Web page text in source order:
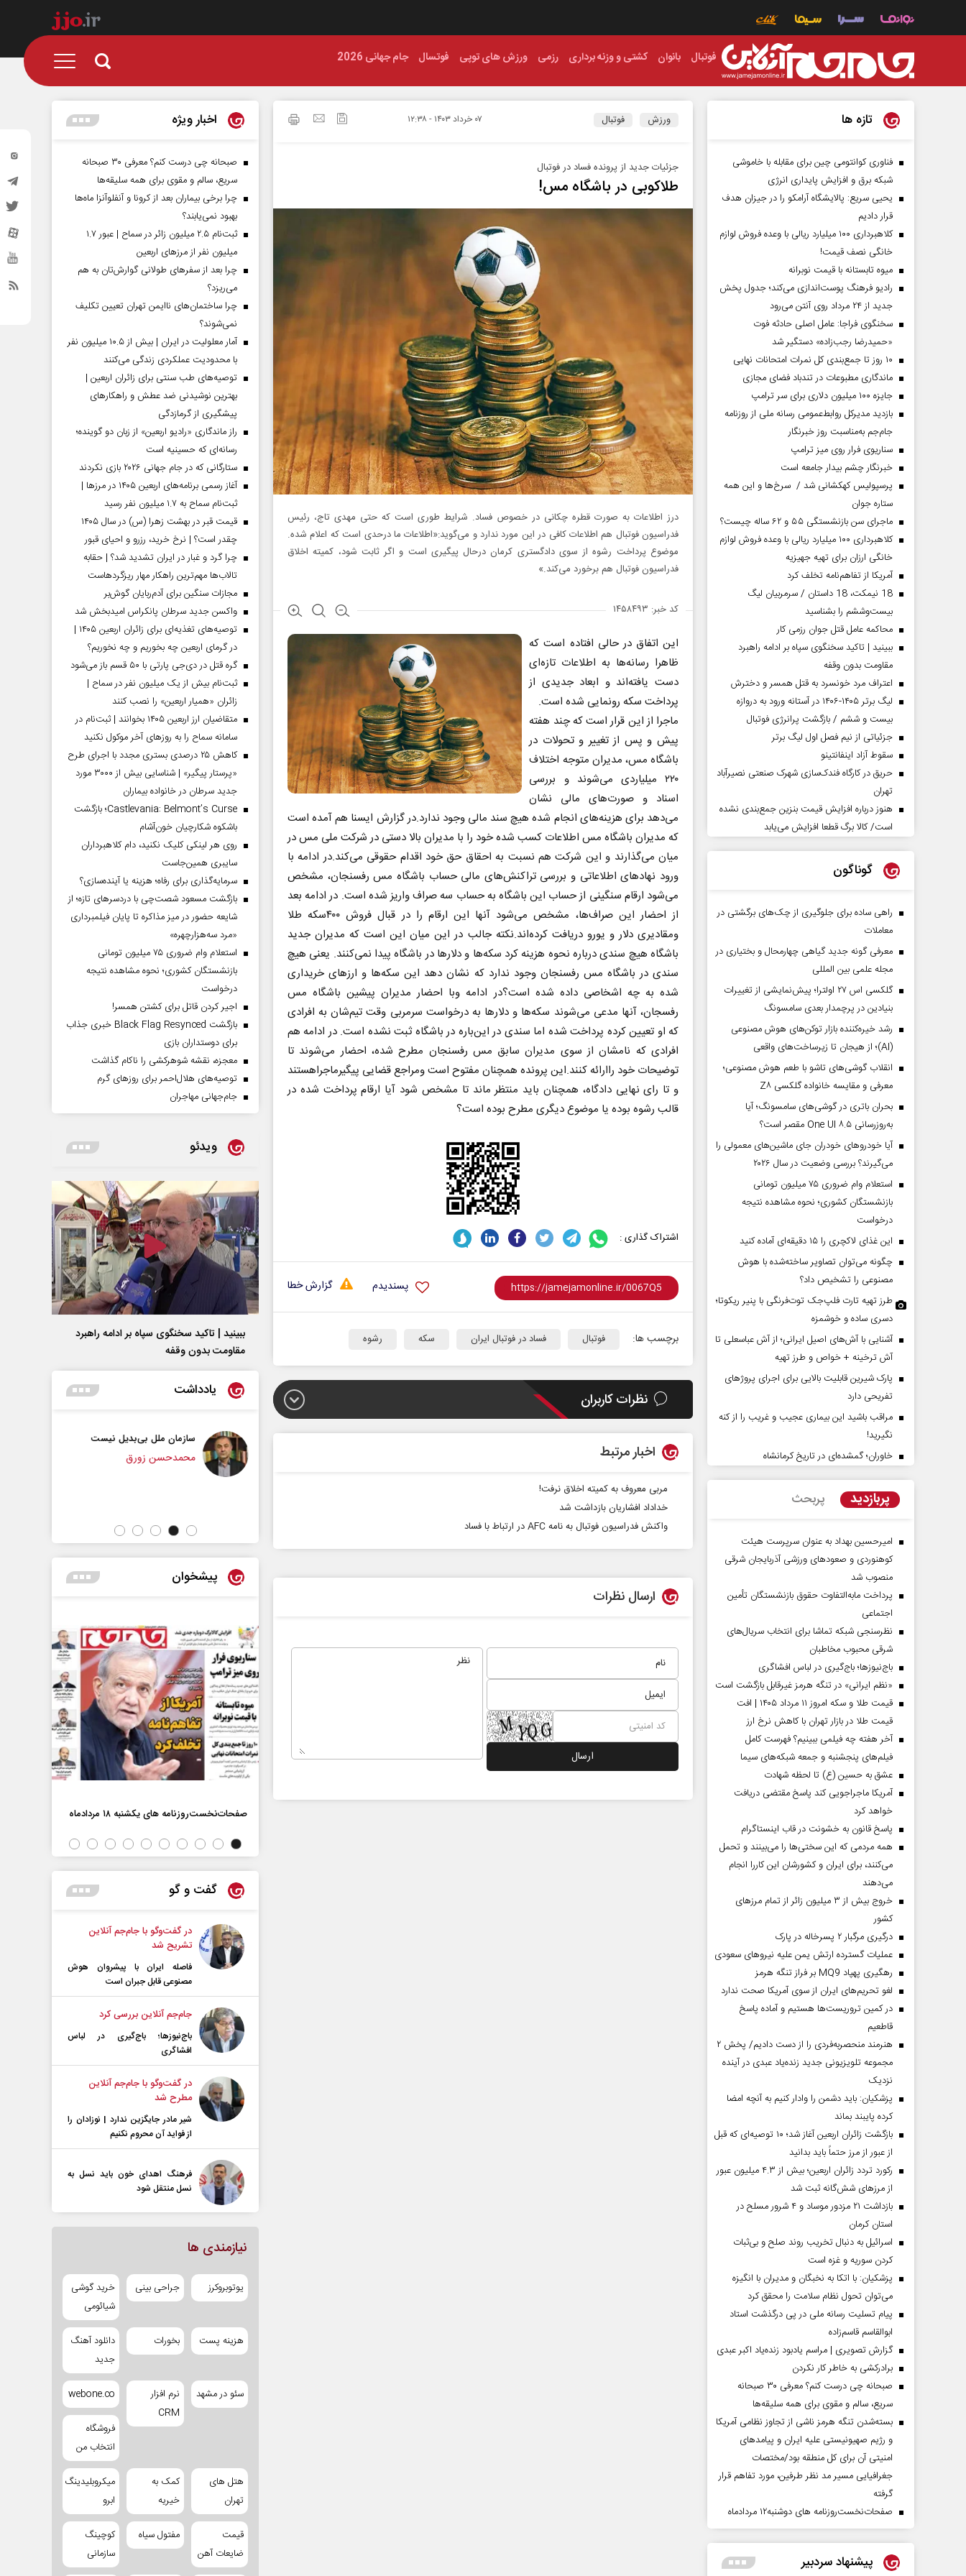
فوتبال بانوان کشتی و وزنه برداری رزمی ورزش های توپی فوتسال جام جهانی 2026
ورزش فوتبال ۰۷ خرداد ۱۴۰۳ - ۱۲:۳۸
جزئیات جدید از پرونده فساد در فوتبال
طلاکوبی در باشگاه مس!
درز اطلاعات به صورت قطره چکانی در خصوص فساد. شرایط طوری است که حتی مهدی تاج، رئیس
فدراسیون فوتبال هم اطلاعات کافی در این مورد ندارد و می‌گوید:«اطلاعات ما در‌حدی است که اعلام شده.
موضوع پرداخت رشوه از سوی دادگستری کرمان درحال پیگیری است و اگر ثابت شود، کمیته اخلاق
فدراسیون فوتبال هم برخورد می‌کند.»
کد خبر: ۱۴۵۸۴۹۳
این اتفاق در حالی افتاده است که
ظاهرا رسانه‌ها به اطلاعات تازه‌ای
دست یافته‌اند و ابعاد جدیدی از
پرداخت سکه رونمایی شده است.
ماجرا از این قرار است که چند هفته
پیش و پس از تغییر و تحولات در
باشگاه مس، مدیران متوجه اختلاف
۲۲۰ میلیاردی می‌شوند و بررسی
اسناد و صورت‌های مالی نشان
می‌دهد برای هزینه‌های انجام شده هیچ سند مالی وجود ندارد.در گزارش ایسنا هم آمده است
که مدیران باشگاه مس اطلاعات کسب شده خود را با مدیران بالا دستی در شرکت ملی مس در
میان می‌گذارند و این شرکت هم نسبت به احقاق حق خود اقدام حقوقی می‌کند.در ادامه با
ورود نهادهای اطلاعاتی و بررسی تراکنش‌های مالی حساب باشگاه مس رفسنجان، مشخص
می‌شود ارقام سنگینی از حساب این باشگاه به حساب سه صراف واریز شده است. در ادامه بعد
از احضار این صراف‌ها، مشخص می‌شود آنها این ارقام را در قبال فروش ۴۰۰سکه طلا
ومقادیری دلار و یورو دریافت کرده‌اند.نکته جالب در این میان این است که مدیران جدید
باشگاه هیچ سندی درباره نحوه هزینه کرد سکه‌ها و دلارها در باشگاه پیدا نمی‌کنند. یعنی هیچ
سندی در باشگاه مس رفسنجان وجود ندارد که نشان دهد این سکه‌ها و ارزهای خریداری
شده به چه اشخاصی داده شده است؟در ادامه وبا احضار مدیران پیشین باشگاه مس
رفسجان، آنها مدعی می‌شوند سکه‌ها و دلارها به در‌خواست سرمربی وقت تیم‌شان به افرادی
که او تعیین کرده پرداخت شده اما سندی در این‌باره در باشگاه ثبت نشده است. در ادامه هم
افرادی که نامشان از سوی مدیران سابق مس رفسنجان مطرح شده، احضار می‌شوند تا
توضیحات خود راارائه کنند.این پرونده همچنان مفتوح است ومراجع قضایی پیگیرماجراهستند
و تا رای نهایی دادگاه، همچنان باید منتظر ماند تا مشخص شود آیا ارقام پرداخت شده در
قالب رشوه بوده یا موضوع دیگری مطرح بوده است؟
اشتراک گذاری :
گزارش خطا پسندیدم
برچسب ها: فوتبال فساد در فوتبال ایران سکه رشوه
نظرات کاربران
اخبار مرتبط
مربی معروف به کمیته اخلاق نرفت!
خداداد افشاریان بازداشت شد
واکنش فدراسیون فوتبال به نامه AFC در ارتباط با فساد
ارسال نظرات
تازه ها
فناوری کوانتومی چین برای مقابله با خاموشی
شبکه برق و افزایش پایداری انرژی
یحیی سریع: پالایشگاه آرامکو را در جیزان هدف
قرار دادیم
کلاهبرداری ۱۰۰ میلیارد ریالی با وعده فروش لوازم
خانگی نصف قیمت!
میوه تابستانه با قیمت نوبرانه
رادیو فرهنگ پوست‌اندازی می‌کند؛ جدول پخش
جدید از ۲۴ مرداد روی آنتن می‌رود
سخنگوی فراجا: عامل اصلی حادثه فوت
«حمیدرضا رجب‌زاده» دستگیر شد
۱۰ روز تا جمع‌بندی کل نمرات امتحانات نهایی
ماندگاری مطبوعات در تندباد فضای مجازی
جایزه ۱۰۰ میلیون دلاری برای سر ترامپ
بازدید مدیرکل روابط‌عمومی رسانه ملی از روزنامه
جام‌جم به‌مناسبت روز خبرنگار
سناریوی فرار روی میز ترامپ
خبرنگار چشم بیدار جامعه است
پرسپولیس کهکشانی شد / سرخ‌ها و این همه
ستاره جوان
ماجرای سن بازنشستگی ۵۵ و ۶۲ ساله چیست؟
کلاهبرداری ۱۰۰ میلیارد ریالی با وعده فروش لوازم
خانگی ارزان برای تهیه جهیزیه
آمریکا از تفاهم‌نامه تخلف کرد
18 نیمکت، 18 داستان / سرمربیان لیگ
بیست‌وششم را بشناسید
محاکمه عامل قتل جوان رزمی کار
ببینید | تاکید سخنگوی سپاه بر ادامه راهبرد
مقاومت بدون وقفه
اعتراف مرد خونسرد به قتل همسر و دخترش
لیگ برتر ۱۴۰۵-۱۴۰۶ در آستانه ورود به دروازه
بیست و ششم / بازگشت پرانرژی فوتبال
جزئیاتی از نیم فصل اول لیگ برتر
سقوط آزاد اینفانتینو
حریق در کارگاه فندک‌سازی شهرک صنعتی نصیرآباد
تهران
هنوز درباره افزایش قیمت بنزین جمع‌بندی نشده
است/ کالا برگ قطعا افزایش می‌یابد
گوناگون
راهی ساده برای جلوگیری از چک‌های برگشتی در
معاملات
معرفی گونه جدید گیاهی چهارمحال و بختیاری در
مجله علمی بین المللی
گلکسی اس ۲۷ اولترا؛ پیش‌نمایشی از تغییرات
بنیادین در پرچمدار بعدی سامسونگ
رشد خیره‌کننده بازار توکن‌های هوش مصنوعی
(AI)؛ از هیجان تا زیرساخت‌های واقعی
انقلاب گوشی‌های تاشو‌ با طعم هوش مصنوعی؛
معرفی و مقایسه خانواده گلکسی Z۸
بحران باتری در گوشی‌های سامسونگ؛ آیا
به‌روزرسانی One UI ۸.۵ مقصر است؟
آیا خودروهای خودران جای ماشین‌های معمولی را
می‌گیرند؟ بررسی وضعیت در سال ۲۰۲۶
استعلام وام ضروری ۷۵ میلیون تومانی
بازنشستگان کشوری؛ نحوه مشاهده نتیجه
درخواست
این غذای لاکچری را ۱۵ دقیقه‌ای آماده کنید
چگونه می‌توان تصاویر ساخته‌شده با هوش
مصنوعی را تشخیص داد؟
طرز تهیه تارت فلپ‌جک توت‌فرنگی با پنیر ریکوتا؛
دسری ساده و خوشمزه
آشنایی با آش‌های اصیل ایرانی؛ از آش عباسعلی تا
آش ترخینه + خواص و طرز تهیه
پارک شیرین قابلیت‌ بالایی برای اجرای پروژهای
تفریحی دارد
مراقب باشید این بیماری عجیب و غریب را از کنه
نگیرید!
خاوران؛ گمشده‌ای در تاریخ کرمانشاه
پربازدید پربحث
امیرحسین بهداد به عنوان سرپرست هیئت
کوهنوردی و صعودهای ورزشی آذربایجان شرقی
منصوب شد
پرداخت مابه‌التفاوت حقوق بازنشستگان تأمین
اجتماعی
نظرسنجی شبکه تماشا برای انتخاب سریال‌های
شرقی محبوب مخاطبان
باج‌نیوزها؛ باج‌گیری در لباس افشاگری
«نظم ایرانی» در تنگه هرمز غیرقابل بازگشت است
قیمت طلا و سکه امروز ۱۱ مرداد ۱۴۰۵ | افت
قیمت طلا در بازار تهران با کاهش نرخ ارز
آخر هفته چه فیلمی ببینیم؟ فهرست کامل
فیلم‌های پنجشنبه و جمعه شبکه‌های سیما
عشق به حسین (ع) تا لحظه شهادت
آمریکا ماجراجویی کند پاسخ مقتضی دریافت
خواهد کرد
پاسخ قانون به خشونت در قاب اینستاگرام
همه مردمی که این سختی‌ها را می‌بینند و تحمل
می‌کنند، برای ایران و کشورشان این کاررا انجام
می‌دهند
خروج بیش از ۳ میلیون زائر از تمام مرز‌های
کشور
درگیری مرگبار ۲ پسرخاله در پارک
عملیات گسترده ارتش یمن علیه نیروهای سعودی
رهگیری پهپاد MQ9 بر فراز تنگه هرمز
لغو تحریم‌های ایران از سوی آمریکا صحت ندارد
در کمین تروریست‌ها هستیم و آماده پاسخ
قاطعیم
هنرمند منحصر‌به‌فردی را از دست دادیم/ پخش ۲
مجموعه تلویزیونی جدید زنده‌یاد عبدی در آینده
نزدیک
پزشکیان: باید دشمن را وادار کنیم به آنچه امضا
کرده پایبند بماند
بازگشت زائران اربعین آغاز شد؛ ۱۰ توصیه‌ای که قبل
از عبور از مرز حتماً باید بدانید
رکورد تردد زائران اربعین؛ بیش از ۴.۳ میلیون عبور
از مرزهای شش‌گانه ثبت شد
بازداشت ۲۱ مزدور موساد و ۴ شرور مسلح در
استان کرمان
اسرائیل به دنبال تخریب روند صلح و بی‌ثبات
کردن سوریه و غزه است
پزشکیان: با اتکا به نخبگان و مدیران با انگیزه
می‌توان تحول نظام سلامت را محقق کرد
پیام تسلیت رسانه ملی در پی درگذشت استاد
ابوالقاسم قاسم‌زاده
گزارش تصویری | مراسم یادبود زنده‌یاد اکبر عبدی
برادرکشی به خاطر کار نکردن
صبحانه چی درست کنم؟ معرفی ۳۰ صبحانه
سریع، سالم و مقوی برای همه سلیقه‌ها
بسته‌شدن تنگه هرمز ناشی از تجاوز نظامی آمریکا
و رژیم صهیونیستی علیه ایران و پیامد‌های
امنیتی آن برای کل منطقه بود/مختصات
جغرافیایی مسیر مد نظر طرفین، مورد تفاهم قرار
گرفته
صفحات‌نخست‌روزنامه ها‌ی دوشنبه‌۱۲ مردادماه
پیشنهاد سردبیر
اخبار ویژه
صبحانه چی درست کنم؟ معرفی ۳۰ صبحانه
سریع، سالم و مقوی برای همه سلیقه‌ها
چرا برخی بیماران بعد از کرونا و آنفلوآنزا ماه‌ها
بهبود نمی‌یابند؟
ثبت‌نام ۲.۵ میلیون زائر در سماح | عبور ۱.۷
میلیون نفر از مرز‌های اربعین
چرا بعد از سفرهای طولانی گوارش‌تان به هم
می‌ریزد؟
چرا ساختمان‌های ناایمن تهران تعیین تکلیف
نمی‌شوند؟
آمار معلولیت در ایران | بیش از ۱۰.۵ میلیون نفر
با محدودیت عملکردی زندگی می‌کنند
توصیه‌های طب سنتی برای زائران اربعین |
بهترین نوشیدنی ضد عطش و راهکارهای
پیشگیری از گرمازدگی
راز ماندگاری «رادیو اربعین» از زبان دو گوینده؛
رسانه‌ای که حسینیه است
ستارگانی که در جام جهانی ۲۰۲۶ بازی نکردند
آغاز رسمی برنامه‌های اربعین ۱۴۰۵ در مرز‌ها |
ثبت‌نام سماح به ۱.۷ میلیون نفر رسید
قیمت قبر در بهشت زهرا (س) در سال ۱۴۰۵
چقدر است؟ | نرخ خرید، رزرو و احیای قبور
چرا گرد و غبار در ایران تشدید شد؟ | حقابه
تالاب‌ها مهم‌ترین راهکار مهار ریزگردهاست
مجازات سنگین برای آدم‌ربایان گوش‌بر
واکسن جدید سرطان پانکراس امیدبخش شد
توصیه‌های تغذیه‌ای برای زائران اربعین ۱۴۰۵ |
در گرمای اربعین چه بخوریم و چه نخوریم؟
گره قتل در دی‌جی پارتی با ۵۰ قسم باز می‌شود
ثبت‌نام بیش از یک میلیون نفر در سماح |
زائران «همیار اربعین» را نصب کنند
متقاضیان ارز اربعین ۱۴۰۵ بخوانند | ثبت‌نام در
سامانه سماح را به روز‌های آخر موکول نکنید
کاهش ۲۵ درصدی بستری مجدد با اجرای طرح
«پرستار پیگیر» | شناسایی بیش از ۳۰۰۰ مورد
جدید سرطان در خانواده بیماران
Castlevania: Belmont’s Curse؛ بازگشت
باشکوه شکارچیان خون‌آشام
روی هر لینکی کلیک نکنید، دام کلاهبرداران
سایبری همین‌جاست
سرمایه‌گذاری برای رفاه؛ هزینه یا آینده‌سازی؟
بازگشت مسعود شصت‌چی با دردسر‌های تازه؛ از
شایعه حضور در میز مذاکره تا پایان فیلمبرداری
«مرد سه‌هزارچهره»
استعلام وام ضروری ۷۵ میلیون تومانی
بازنشستگان کشوری؛ نحوه مشاهده نتیجه
درخواست
اجیر کردن قاتل برای کشتن همسر!
بازگشت Black Flag Resynced خبری جذاب
برای دوستداران بازی
معجزه، نقشه شوهرکشی را ناکام گذاشت
توصیه‌های هلال‌احمر برای روز‌های گرم
جام‌جهانی مهاجران
ویدئو
ببینید | تاکید سخنگوی سپاه بر ادامه راهبرد
مقاومت بدون وقفه
یادداشت
جنگ آمریکا و ایران بر تغییر
قدرت در خاورمیانه
سابق سازمان برنامه و
امام شهید
حجت‌الاسلام دکتر حمید احمدی - نویسنده و
پژوهشگر
محسن پاک‌آیین - دیپلمات پیشین
پیامبر اکرم(ص)؛ ده ویژگی و چهار
وظیفه مؤمنان
پیشخوان
صفحات نخست‌روزنامه ها‌ی پنجشنبه‌۸ مردادماه صفحات نخست‌روزنامه‌ها‌ی‌چهارشنبه‌۷‌مردادماه
صفحات نخست روزنامه ها‌ی‌سه‌شنبه ۶ مردادماه
صفحات‌نخست‌روزنامه ها‌ی یکشنبه ۱۸ مردادماه
گفت و گو
در گفت‌و‌گو با جام‌جم آنلاین
تشریح شد
فاصله ایران با پیشرو‌ان هوش
مصنوعی قابل جبران است
جام‌جم آنلاین بررسی کرد
باج‌نیوزها؛ باج‌گیری در لباس
افشاگری
در گفت‌و‌گو با جام‌جم آنلاین
مطرح شد
شیر مادر جایگزین ندارد | نوزادان را
از فواید آن محروم نکنیم
فرهنگ اهدای خون باید نسل به
نسل منتقل شود
نیازمندی ها
یوتوبروکرز جراحی بینی
خرید گوشی
شیائومی
هزینه پست بخورات
دانلود آهنگ
جدید
سئو در مشهد
نرم افزار
CRM
webone.co
فروشگاه
انتخاب من
هتل های
تهران
کمک به
خیریه
میکروبلیدینگ
ابرو
قیمت
ضایعات آهن
مفتول سیاه
کوچینگ
سازمانی